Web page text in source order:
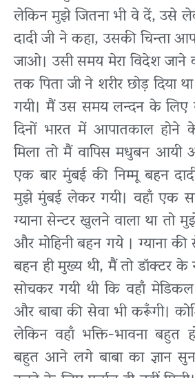
लेकिन मुझे जितना भी वे दें, उसे
दादी जी ने कहा, उसकी चिन्ता
जाओ। उसी समय मेरा विदेश जाने
तक पिता जी ने शरीर छोड़ दिया
गयी। मैं उस समय लन्दन के लिए
दिनों भारत में आपातकाल होने
मिला तो मैं वापिस मधुबन आयी
एक बार मुंबई की निम्मू बहन
मुझे मुंबई लेकर गयी। वहाँ एक
ग्याना सेन्टर खुलने वाला था तो
और मोहिनी बहन गये । ग्याना की
बहन ही मुख्य थी, मैं तो डॉक्टर के
सोचकर गयी थी कि वहाँ
और बाबा की सेवा भी करूँगी।
लेकिन वहाँ भक्ति-भावना
बहुत आने लगे बाबा का ज्ञान